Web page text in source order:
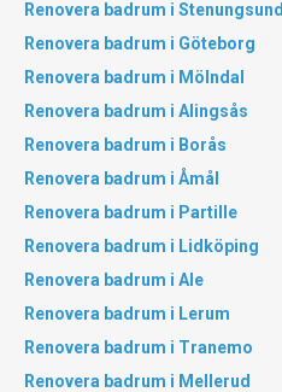
Renovera badrum i Stenungsund
Renovera badrum i Göteborg
Renovera badrum i Mölndal
Renovera badrum i Alingsås
Renovera badrum i Borås
Renovera badrum i Åmål
Renovera badrum i Partille
Renovera badrum i Lidköping
Renovera badrum i Ale
Renovera badrum i Lerum
Renovera badrum i Tranemo
Renovera badrum i Mellerud